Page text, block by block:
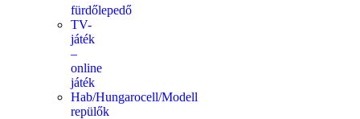
fürdőlepedő
TV-
játék
–
online
játék
Hab/Hungarocell/Modell
repülők